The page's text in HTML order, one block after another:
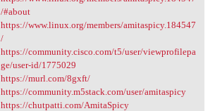
/#about
https://www.linux.org/members/amitaspicy.184547
/
https://community.cisco.com/t5/user/viewprofilepa
ge/user-id/1775029
https://murl.com/8gxft/
https://community.m5stack.com/user/amitaspicy
https://chutpatti.com/AmitaSpicy